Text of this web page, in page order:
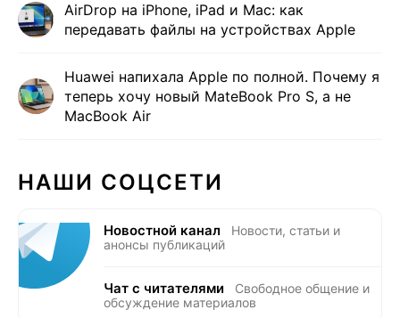
AirDrop на iPhone, iPad и Mac: как
передавать файлы на устройствах Apple
Huawei напихала Apple по полной. Почему я
теперь хочу новый MateBook Pro S, а не
MacBook Air
НАШИ СОЦСЕТИ
Новостной канал
Новости, статьи и
анонсы публикаций
Чат с читателями
Свободное общение и
обсуждение материалов